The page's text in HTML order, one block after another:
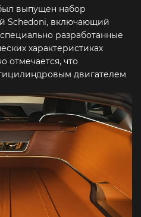
выпущен набор
Schedoni, включающий
разработанные
характеристиках
отмечается, что
двигателем